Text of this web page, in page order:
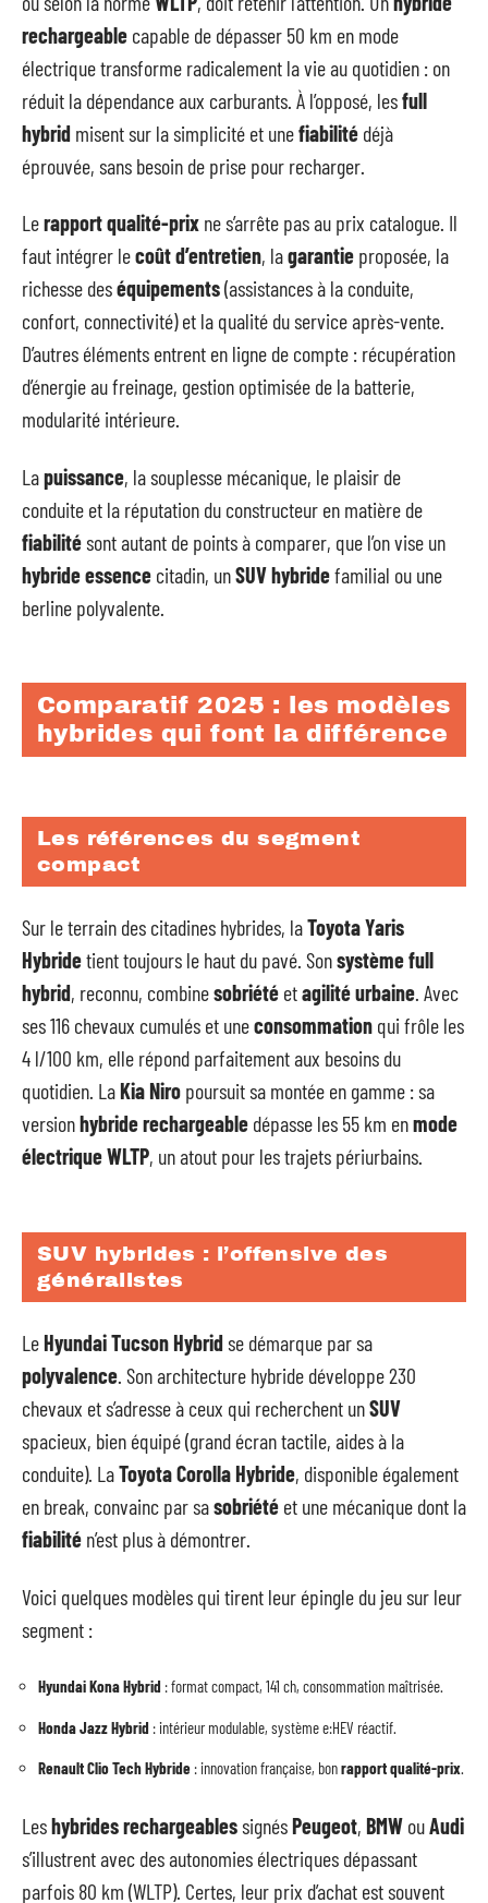
rechargeable capable de dépasser 50 km en mode
électrique transforme radicalement la vie au quotidien : on
réduit la dépendance aux carburants. À l’opposé, lesfull
hybrid misent sur la simplicité et unefiabilité déjà
éprouvée, sans besoin de prise pour recharger.
Lerapport qualité-prix ne s’arrête pas au prix catalogue. Il
faut intégrer lecoût d’entretien, lagarantie proposée, la
richesse deséquipements(assistances à la conduite,
confort, connectivité) et la qualité du service après-vente.
D’autres éléments entrent en ligne de compte : récupération
d’énergie au freinage, gestion optimisée de la batterie,
modularité intérieure.
Lapuissance, la souplesse mécanique, le plaisir de
conduite et la réputation du constructeur en matière de
fiabilitésont autant de points à comparer, que l’on vise un
hybride essence citadin, unSUV hybridefamilial ou une
berline polyvalente.
Comparatif 2025 : les modèles
hybrides qui font la différence
Les références du segment
compact
Sur le terrain des citadines hybrides, laToyota Yaris
Hybridetient toujours le haut du pavé. Sonsystème full
hybrid, reconnu, combinesobriété etagilité urbaine. Avec
ses 116 chevaux cumulés et uneconsommation qui frôle les
4 l/100 km, elle répond parfaitement aux besoins du
quotidien. LaKia Niro poursuit sa montée en gamme : sa
versionhybride rechargeable dépasse les 55 km enmode
électrique WLTP, un atout pour les trajets périurbains.
SUV hybrides : l’offensive des
généralistes
LeHyundai Tucson Hybridse démarque par sa
polyvalence. Son architecture hybride développe 230
chevaux et s’adresse à ceux qui recherchent unSUV
spacieux, bien équipé (grand écran tactile, aides à la
conduite). LaToyota Corolla Hybride, disponible également
en break, convainc par sasobriété et une mécanique dont la
fiabilité n’est plus à démontrer.
Voici quelques modèles qui tirent leur épingle du jeu sur leur
segment :
Hyundai Kona Hybrid : format compact, 141 ch, consommation maîtrisée.
Honda Jazz Hybrid : intérieur modulable, système e:HEV réactif.
Renault Clio Tech Hybride : innovation française, bonrapport qualité-prix.
Leshybrides rechargeablessignésPeugeot, BMW ouAudi
s’illustrent avec des autonomies électriques dépassant
parfois 80 km (WLTP). Certes, leur prix d’achat est souvent